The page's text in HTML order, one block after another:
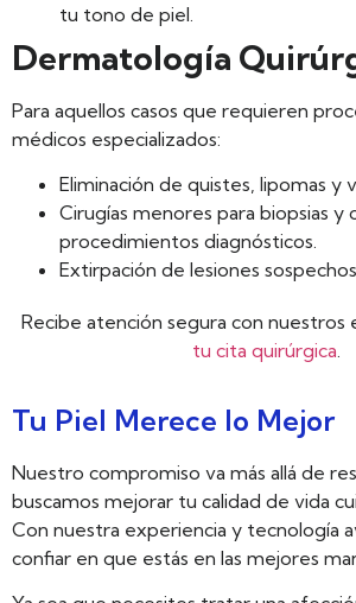
tu tono de piel.
Dermatología
Para aquellos casos que requieren
médicos especializados:
Eliminación de quistes, lipomas y
Cirugías menores para biopsias y
procedimientos diagnósticos.
Extirpación de lesiones
Recibe atención segura con nuestros
tu cita quirúrgica.
Tu Piel Merece lo Mejor
Nuestro compromiso va más allá de
buscamos mejorar tu calidad de vida
Con nuestra experiencia y tecnología
confiar en que estás en las mejores